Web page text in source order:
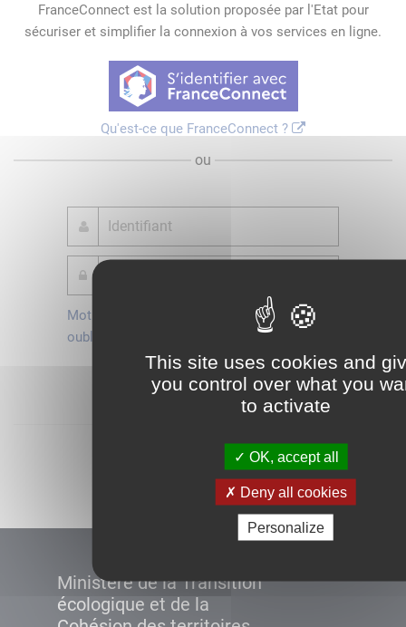
This site uses cookies and
you control over what you
to activate
OK, accept all
Deny all cookies
Personalize
FranceConnect est la solution proposée par l'Etat pour
sécuriser et simplifier la connexion à vos services en ligne.
Qu'est-ce que FranceConnect ?
ou
Mot de passe
oublié ?
Je crée mon
compte
Connexion
Ministère de la Transition
écologique et de la